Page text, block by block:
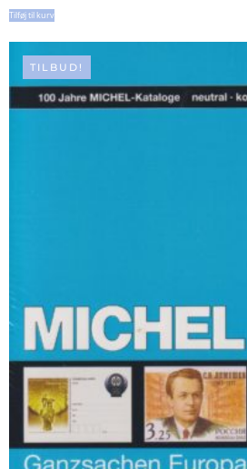
Tilføj til kurv
TILBUD!